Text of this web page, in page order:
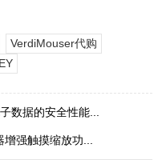
VerdiMouser代购
数据的安全性能...
强触摸缩放功...